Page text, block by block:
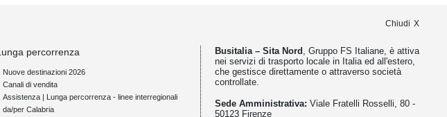
Chiudi
percorrenza
Nuove destinazioni 2026
Canali di vendita
Assistenza | Lunga percorrenza - linee interregionali
da/per Calabria
Busitalia – Sita Nord , Gruppo FS Italiane, è attiva
nei servizi di trasporto locale in Italia ed all'estero,
che gestisce direttamente o attraverso società
controllate.
Sede Amministrativa: Viale Fratelli Rosselli, 80 -
50123 Firenze